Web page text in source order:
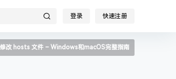
登录 快速注册
改 hosts 文件 – Windows和macOS完整指南